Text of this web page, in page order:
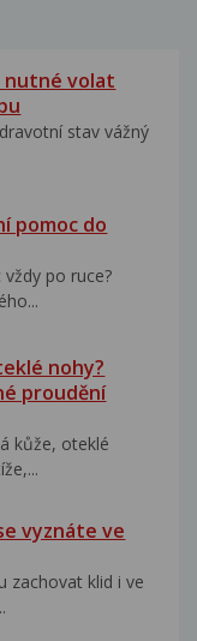
nutné volat
stav vážný
pomoc do
po ruce?
nohy?
proudění
kůže, oteklé
vyznáte ve
zachovat klid i ve